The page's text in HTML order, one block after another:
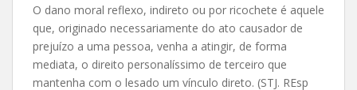
O dano moral reflexo, indireto ou por ricochete é aquele
que, originado necessariamente do ato causador de
prejuízo a uma pessoa, venha a atingir, de forma
mediata, o direito personalíssimo de terceiro que
mantenha com o lesado um vínculo direto. (STJ. REsp